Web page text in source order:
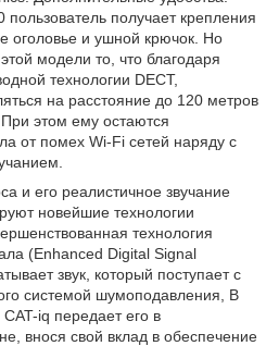
получает крепления
оголовье и ушной крючок. Но
модели то, что благодаря
технологии DECT,
на расстояние до 120 метров
При этом ему остаются
от помех Wi-Fi сетей наряду с
и его реалистичное звучание
новейшие технологии
технология
(Enhanced Digital Signal
звук, который поступает с
системой шумоподавления, В
iq передает его в
внося свой вклад в обеспечение